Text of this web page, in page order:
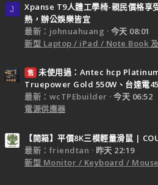
J
Xpanse T9人體工學椅-親民價格享
熱，辦公娛樂皆宜
最新：johnuahuang
今天 08:01
新型 Laptop / iPad / Note Book
售 未使用過：Antec hcp
Truepower Gold 550W、台達電
最新：wcTPEbuilder
今天 06:52
電源供應器
【開箱】平價8K三模輕量滑鼠 |
最新：friendtan
昨天 22:19
新型 Monitor / Keyboard / Mouse